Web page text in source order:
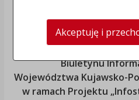
„Rozbudowa i
Biuletynu
Województwa Kujawsko-
w ramach Projektu
Akceptuję i